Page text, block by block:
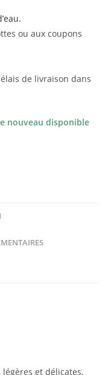
ou aux coupons
de livraison dans
nouveau disponible
légères et délicates,